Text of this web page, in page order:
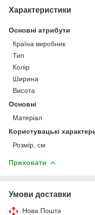
Характеристики
Основні атрибути
Країна виробник
Тип
Колір
Ширина
Висота
Основні
Матеріал
Користувацькі
Розмір, см
Приховати
Умови доставки
Нова Пошта